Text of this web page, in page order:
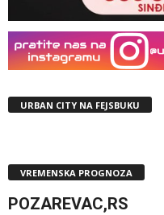
URBAN CITY NA FEJSBUKU
VREMENSKA PROGNOZA
POZAREVAC,RS